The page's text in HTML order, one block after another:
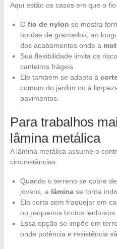
Aqui estão os casos em que o
O fio de nylon se mostra
bordas de gramados, ao
dos acabamentos onde a
Sua flexibilidade limita os
canteiros frágeis.
Ele também se adapta à
comum do jardim ou à
pavimentos.
Para trabalhos
lâmina metálica
A lâmina metálica assume o
circunstâncias:
Quando o terreno se cobre de
jovens, a lâminase torna
Ela corta sem fraquejar em
ou pequenos brotos lenhosos.
Essa opção se impõe em
onde potência e resistência